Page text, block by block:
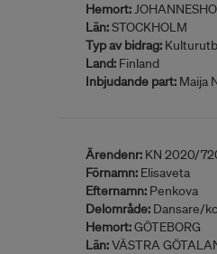
Hemort:
Län:STOCKHOLM
Typ av bidrag:
Land:Finland
Inbjudande part:Maija
Ärendenr:KN 2020/
Förnamn:Elisaveta
Efternamn:Penkova
Delområde:Dansare/
Hemort:GÖTEBORG
Län:VÄSTRA